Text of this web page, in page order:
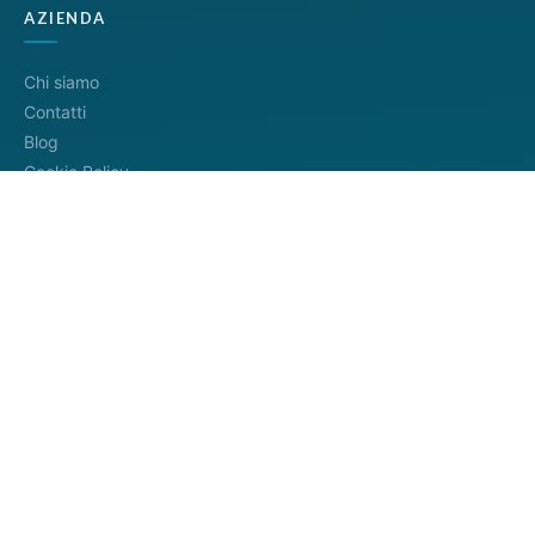
AZIENDA
Chi siamo
Contatti
Blog
Cookie Policy